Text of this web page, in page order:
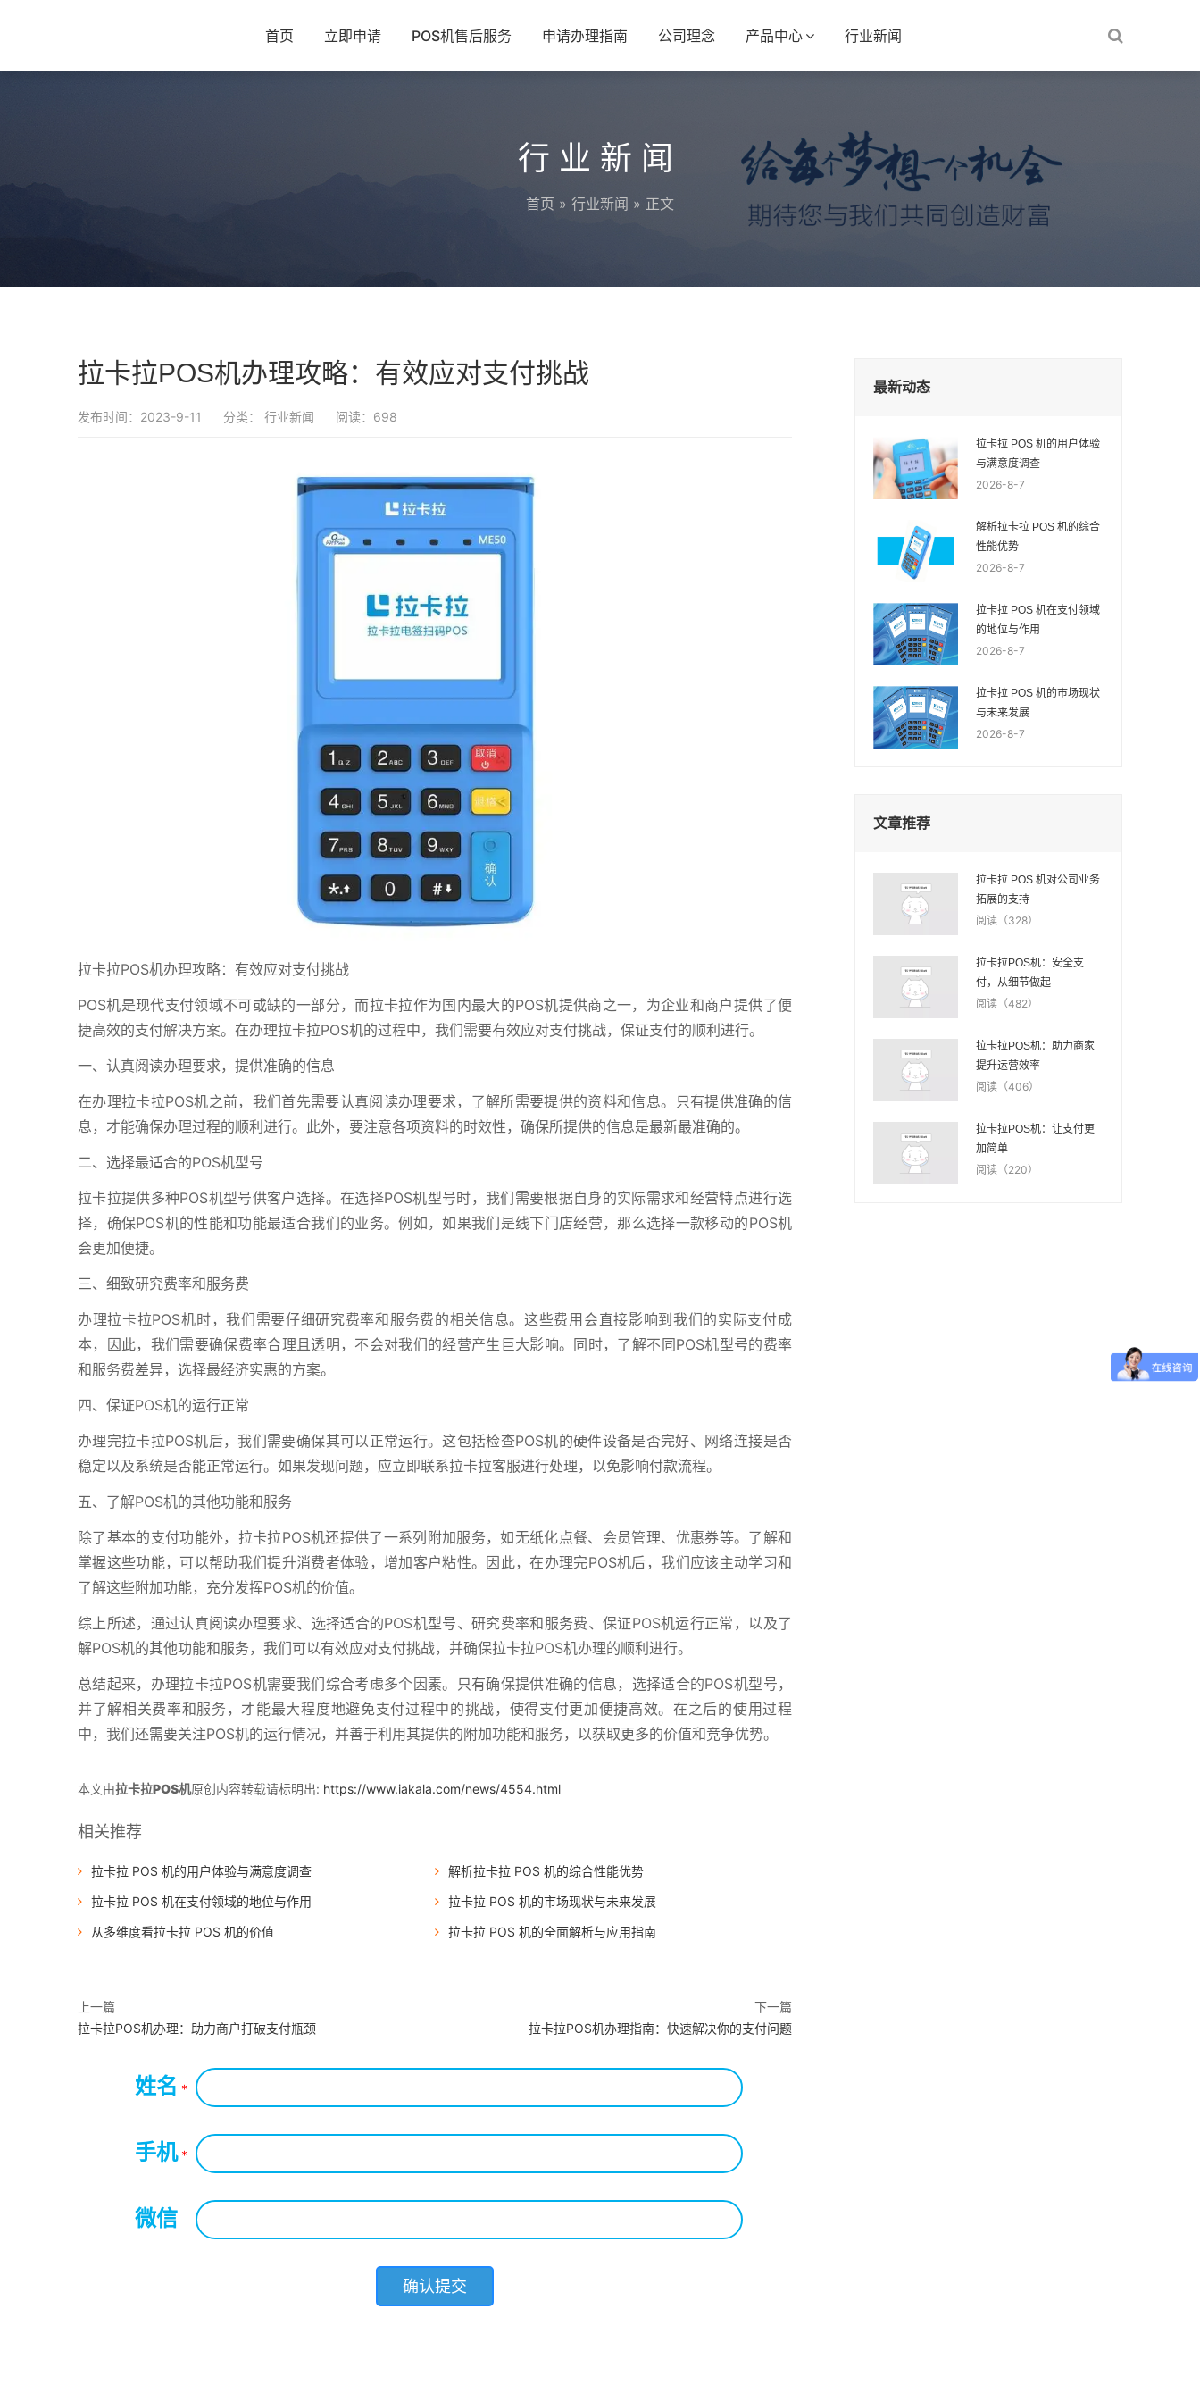
首页 立即申请 POS机售后服务 申请办理指南 公司理念 产品中心 行业新闻
行业新闻
首页 » 行业新闻 » 正文
拉卡拉POS机办理攻略：有效应对支付挑战
发布时间：2023-9-11 分类： 行业新闻 阅读：698
拉卡拉POS机办理攻略：有效应对支付挑战
POS机是现代支付领域不可或缺的一部分，而拉卡拉作为国内最大的POS机提供商之一，为企业和商户提供了便
捷高效的支付解决方案。在办理拉卡拉POS机的过程中，我们需要有效应对支付挑战，保证支付的顺利进行。
一、认真阅读办理要求，提供准确的信息
在办理拉卡拉POS机之前，我们首先需要认真阅读办理要求，了解所需要提供的资料和信息。只有提供准确的信
息，才能确保办理过程的顺利进行。此外，要注意各项资料的时效性，确保所提供的信息是最新最准确的。
二、选择最适合的POS机型号
拉卡拉提供多种POS机型号供客户选择。在选择POS机型号时，我们需要根据自身的实际需求和经营特点进行选
择，确保POS机的性能和功能最适合我们的业务。例如，如果我们是线下门店经营，那么选择一款移动的POS机
会更加便捷。
三、细致研究费率和服务费
办理拉卡拉POS机时，我们需要仔细研究费率和服务费的相关信息。这些费用会直接影响到我们的实际支付成
本，因此，我们需要确保费率合理且透明，不会对我们的经营产生巨大影响。同时，了解不同POS机型号的费率
和服务费差异，选择最经济实惠的方案。
四、保证POS机的运行正常
办理完拉卡拉POS机后，我们需要确保其可以正常运行。这包括检查POS机的硬件设备是否完好、网络连接是否
稳定以及系统是否能正常运行。如果发现问题，应立即联系拉卡拉客服进行处理，以免影响付款流程。
五、了解POS机的其他功能和服务
除了基本的支付功能外，拉卡拉POS机还提供了一系列附加服务，如无纸化点餐、会员管理、优惠券等。了解和
掌握这些功能，可以帮助我们提升消费者体验，增加客户粘性。因此，在办理完POS机后，我们应该主动学习和
了解这些附加功能，充分发挥POS机的价值。
综上所述，通过认真阅读办理要求、选择适合的POS机型号、研究费率和服务费、保证POS机运行正常，以及了
解POS机的其他功能和服务，我们可以有效应对支付挑战，并确保拉卡拉POS机办理的顺利进行。
总结起来，办理拉卡拉POS机需要我们综合考虑多个因素。只有确保提供准确的信息，选择适合的POS机型号，
并了解相关费率和服务，才能最大程度地避免支付过程中的挑战，使得支付更加便捷高效。在之后的使用过程
中，我们还需要关注POS机的运行情况，并善于利用其提供的附加功能和服务，以获取更多的价值和竞争优势。
本文由拉卡拉POS机原创内容转载请标明出: https://www.iakala.com/news/4554.html
相关推荐
拉卡拉 POS 机的用户体验与满意度调查
解析拉卡拉 POS 机的综合性能优势
拉卡拉 POS 机在支付领域的地位与作用
拉卡拉 POS 机的市场现状与未来发展
从多维度看拉卡拉 POS 机的价值
拉卡拉 POS 机的全面解析与应用指南
上一篇
拉卡拉POS机办理：助力商户打破支付瓶颈
下一篇
拉卡拉POS机办理指南：快速解决你的支付问题
姓名 *
手机*
微信
最新动态
拉卡拉 POS 机的用户体验
与满意度调查
2026-8-7
解析拉卡拉 POS 机的综合
性能优势
2026-8-7
拉卡拉 POS 机在支付领域
的地位与作用
2026-8-7
拉卡拉 POS 机的市场现状
与未来发展
2026-8-7
文章推荐
拉卡拉 POS 机对公司业务
拓展的支持
阅读（328）
拉卡拉POS机：安全支
付，从细节做起
阅读（482）
拉卡拉POS机：助力商家
提升运营效率
阅读（406）
拉卡拉POS机：让支付更
加简单
阅读（220）